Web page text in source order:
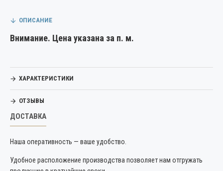
ОПИСАНИЕ
Внимание. Цена указана за п. м.
ХАРАКТЕРИСТИКИ
ОТЗЫВЫ
ДОСТАВКА
Наша оперативность — ваше удобство.
Удобное расположение производства позволяет нам отгружать